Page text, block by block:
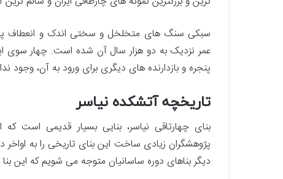
سبکی سنگ های متخلخل و سختی اندک و انعطاف
عمر نزدیک به دو هزار سال آن شده است. چهار سوی این
پنجره و بازدارنده های دیگری برای ورود به آن، وجود
تاریخچه آتشکده نیاسر
بنای چهارتاقی نیاسر، بنایی بسیار قدیمی است
پژوهشگران زیادی ساخت این بنای تاریخی را به
دیگر بناهای دوره ساسانیان متوجه می شویم که این